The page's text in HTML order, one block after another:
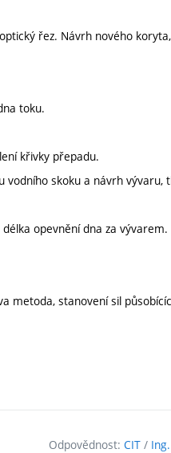
řez. Návrh nového
toku.
křivky přepadu.
vodního skoku a návrh vývaru,
opevnění dna za vývarem.
metoda, stanovení sil
Odpovědnost: CIT /